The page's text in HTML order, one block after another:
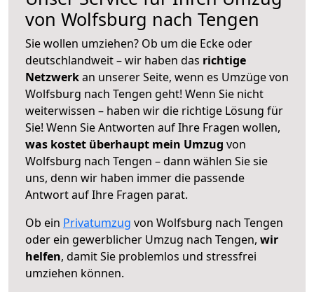
von Wolfsburg nach Tengen
Sie wollen umziehen? Ob um die Ecke oder
deutschlandweit – wir haben das richtige
Netzwerkan unserer Seite, wenn es Umzüge von
Wolfsburg nach Tengen geht! Wenn Sie nicht
weiterwissen – haben wir die richtige Lösung für
Sie! Wenn Sie Antworten auf Ihre Fragen wollen,
was kostet überhaupt mein Umzug von
Wolfsburg nach Tengen – dann wählen Sie sie
uns, denn wir haben immer die passende
Antwort auf Ihre Fragen parat.
Ob ein Privatumzug von Wolfsburg nach Tengen
oder ein gewerblicher Umzug nach Tengen, wir
helfen, damit Sie problemlos und stressfrei
umziehen können.